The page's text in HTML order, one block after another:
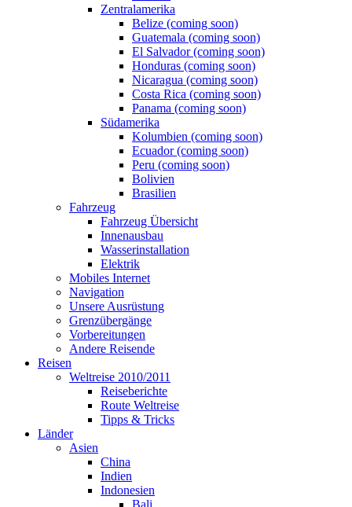
Zentralamerika
Belize (coming soon)
Guatemala (coming soon)
El Salvador (coming soon)
Honduras (coming soon)
Nicaragua (coming soon)
Costa Rica (coming soon)
Panama (coming soon)
Südamerika
Kolumbien (coming soon)
Ecuador (coming soon)
Peru (coming soon)
Bolivien
Brasilien
Fahrzeug
Fahrzeug Übersicht
Innenausbau
Wasserinstallation
Elektrik
Mobiles Internet
Navigation
Unsere Ausrüstung
Grenzübergänge
Vorbereitungen
Andere Reisende
Reisen
Weltreise 2010/2011
Reiseberichte
Route Weltreise
Tipps & Tricks
Länder
Asien
China
Indien
Indonesien
Bali